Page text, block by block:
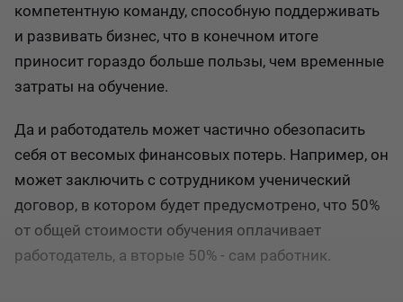
компетентную команду, способную поддерживать
и развивать бизнес, что в конечном итоге
приносит гораздо больше пользы, чем временные
затраты на обучение.
Да и работодатель может частично обезопасить
себя от весомых финансовых потерь. Например, он
может заключить с сотрудником ученический
договор, в котором будет предусмотрено, что 50%
от общей стоимости обучения оплачивает
работодатель, а вторые 50% - сам работник.